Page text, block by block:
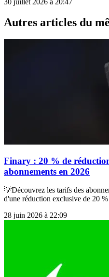
30 juillet 2026 à 20:47
Autres articles du
Finary : 20 % de
abonnements en 2026
💡Découvrez les tarifs des
d'une réduction exclusive de 20
28 juin 2026 à 22:09